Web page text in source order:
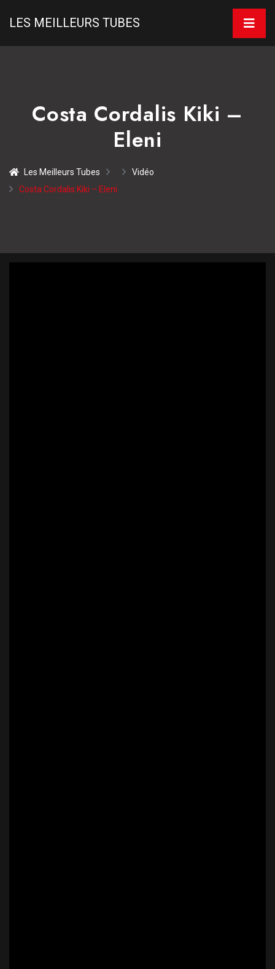
LES MEILLEURS TUBES
Costa Cordalis Kiki –
Eleni
Les Meilleurs Tubes
Vidéo
Costa Cordalis Kiki – Eleni